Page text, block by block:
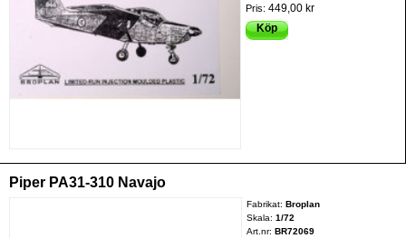
Pris:449,00 kr
Köp
Piper PA31-310 Navajo
Fabrikat: Broplan
Skala: 1/72
Art.nr: BR72069